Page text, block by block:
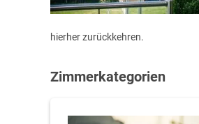
hierher zurückkehren.
Zimmerkategorien